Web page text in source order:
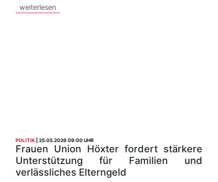
weiterlesen
POLITIK 25.05.2026 09:00 UHR
Frauen Union Höxter fordert stärkere
Unterstützung für Familien und
verlässliches Elterngeld